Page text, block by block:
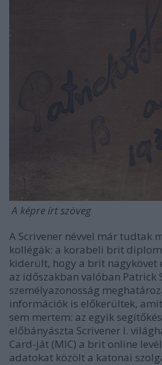
A képre írt szöveg
A Scrivener névvel már tudtak
kollégák: a korabeli brit
kiderült, hogy a brit nagykövet
az időszakban valóban Patrick
személyazonosság
információk is előkerültek,
sem mertem: az egyik
előbányászta Scrivener I.
Card-ját (MIC) a brit online
adatokat közölt a katonai